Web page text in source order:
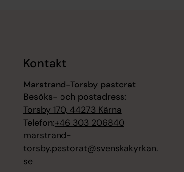
Kontakt
Marstrand-Torsby pastorat
Besöks- och postadress:
Torsby 170, 44273 Kärna
Telefon:+46 303 206840
marstrand-
torsby.pastorat@svenskakyrkan.
se